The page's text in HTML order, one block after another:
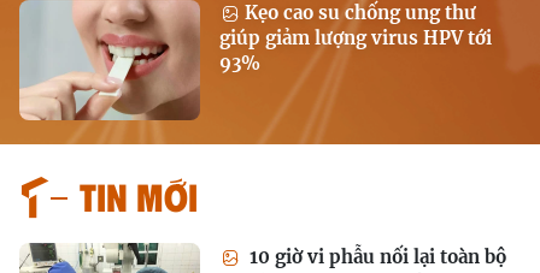
Kẹo cao su chống ung thư
giúp giảm lượng virus HPV tới
93%
Tin mới
10 giờ vi phẫu nối lại toàn bộ